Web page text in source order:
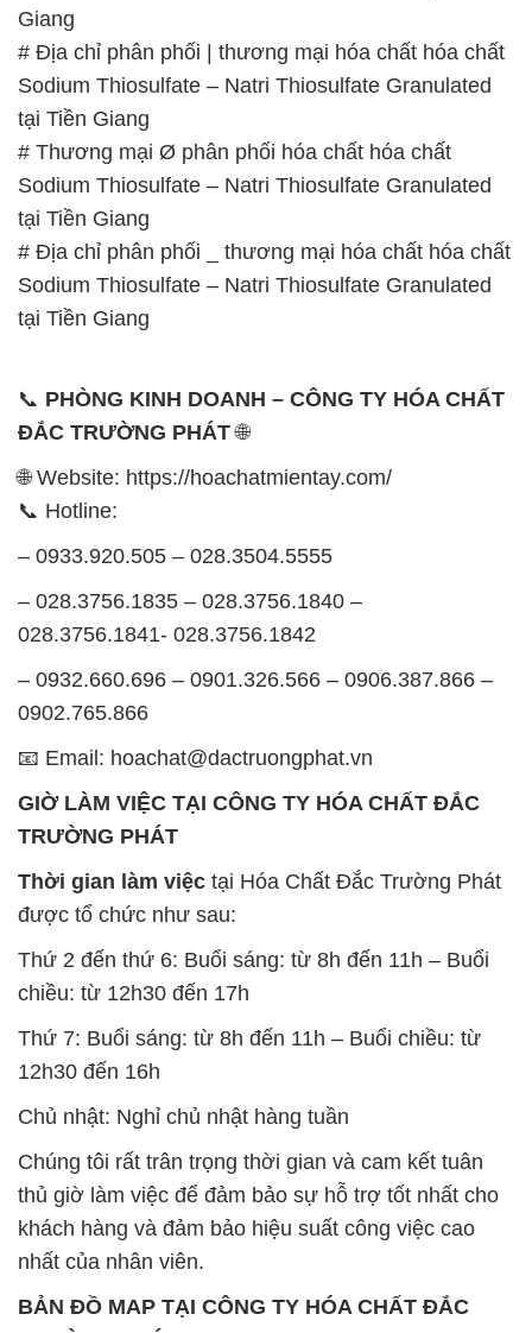
Giang
# Địa chỉ phân phối | thương mại hóa chất hóa chất
Sodium Thiosulfate – Natri Thiosulfate Granulated
tại Tiền Giang
# Thương mại Ø phân phối hóa chất hóa chất
Sodium Thiosulfate – Natri Thiosulfate Granulated
tại Tiền Giang
# Địa chỉ phân phối _ thương mại hóa chất hóa chất
Sodium Thiosulfate – Natri Thiosulfate Granulated
tại Tiền Giang
📞 PHÒNG KINH DOANH – CÔNG TY HÓA CHẤT
ĐẮC TRƯỜNG PHÁT🌐
🌐 Website: https://hoachatmientay.com/
📞 Hotline:
– 0933.920.505 – 028.3504.5555
– 028.3756.1835 – 028.3756.1840 –
028.3756.1841- 028.3756.1842
– 0932.660.696 – 0901.326.566 – 0906.387.866 –
0902.765.866
📧 Email: hoachat@dactruongphat.vn
GIỜ LÀM VIỆC TẠI CÔNG TY HÓA CHẤT ĐẮC
TRƯỜNG PHÁT
Thời gian làm việc tại Hóa Chất Đắc Trường Phát
được tổ chức như sau:
Thứ 2 đến thứ 6: Buổi sáng: từ 8h đến 11h – Buổi
chiều: từ 12h30 đến 17h
Thứ 7: Buổi sáng: từ 8h đến 11h – Buổi chiều: từ
12h30 đến 16h
Chủ nhật: Nghỉ chủ nhật hàng tuần
Chúng tôi rất trân trọng thời gian và cam kết tuân
thủ giờ làm việc để đảm bảo sự hỗ trợ tốt nhất cho
khách hàng và đảm bảo hiệu suất công việc cao
nhất của nhân viên.
BẢN ĐỒ MAP TẠI CÔNG TY HÓA CHẤT ĐẮC